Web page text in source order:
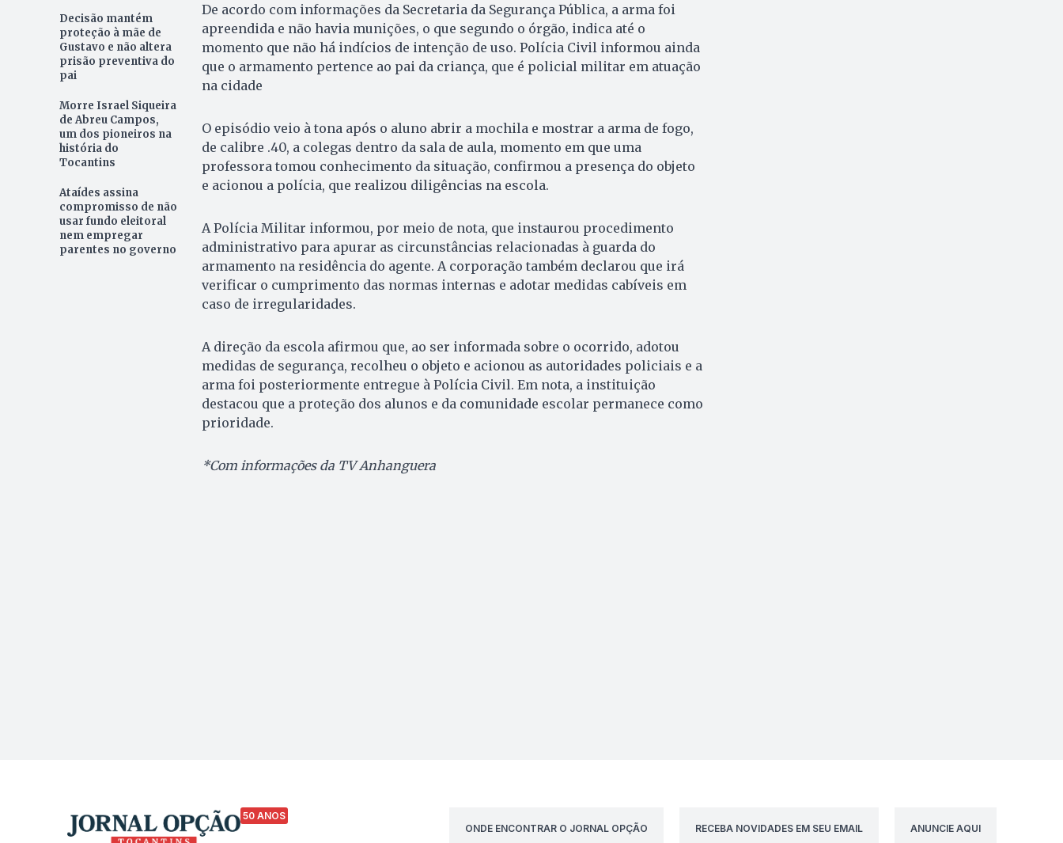
Decisão mantém
proteção à mãe de
Gustavo e não altera
prisão preventiva do
pai
Morre Israel Siqueira
de Abreu Campos,
um dos pioneiros na
história do
Tocantins
Ataídes assina
compromisso de não
usar fundo eleitoral
nem empregar
parentes no governo
De acordo com informações da Secretaria da Segurança Pública, a arma foi
apreendida e não havia munições, o que segundo o órgão, indica até o
momento que não há indícios de intenção de uso. Polícia Civil informou ainda
que o armamento pertence ao pai da criança, que é policial militar em atuação
na cidade
O episódio veio à tona após o aluno abrir a mochila e mostrar a arma de fogo,
de calibre .40, a colegas dentro da sala de aula, momento em que uma
professora tomou conhecimento da situação, confirmou a presença do objeto
e acionou a polícia, que realizou diligências na escola.
A Polícia Militar informou, por meio de nota, que instaurou procedimento
administrativo para apurar as circunstâncias relacionadas à guarda do
armamento na residência do agente. A corporação também declarou que irá
verificar o cumprimento das normas internas e adotar medidas cabíveis em
caso de irregularidades.
A direção da escola afirmou que, ao ser informada sobre o ocorrido, adotou
medidas de segurança, recolheu o objeto e acionou as autoridades policiais e a
arma foi posteriormente entregue à Polícia Civil. Em nota, a instituição
destacou que a proteção dos alunos e da comunidade escolar permanece como
prioridade.
*Com informações da TV Anhanguera
50 ANOS
ONDE ENCONTRAR O JORNAL OPÇÃO
RECEBA NOVIDADES EM SEU EMAIL ANUNCIE AQUI